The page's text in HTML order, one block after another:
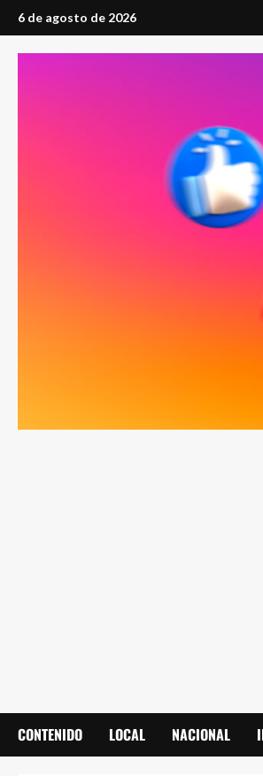
Saltar
al
contenido
6 de agosto de 2026
CONTENIDO LOCAL NACIONAL